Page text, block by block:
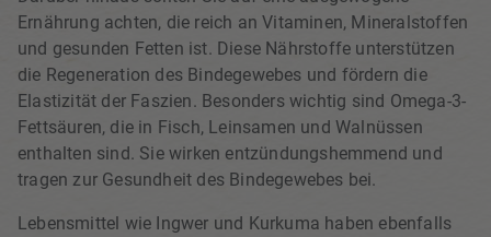
Ernährung achten, die reich an Vitaminen, Mineralstoffen
und gesunden Fetten ist. Diese Nährstoffe unterstützen
die Regeneration des Bindegewebes und fördern die
Elastizität der Faszien. Besonders wichtig sind Omega-3-
Fettsäuren, die in Fisch, Leinsamen und Walnüssen
enthalten sind. Sie wirken entzündungshemmend und
tragen zur Gesundheit des Bindegewebes bei.
Lebensmittel wie Ingwer und Kurkuma haben ebenfalls